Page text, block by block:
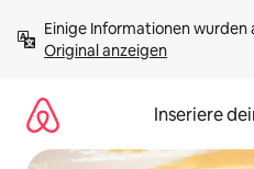
Inhalten
springenOriginal anzeigen
Inseriere